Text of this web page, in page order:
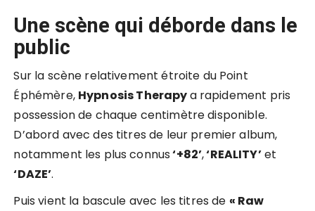
Une scène qui déborde dans le
public
Sur la scène relativement étroite du Point
Éphémère, Hypnosis Therapya rapidement pris
possession de chaque centimètre disponible.
D’abord avec des titres de leur premier album,
notamment les plus connus‘+82’,‘REALITY’et
‘DAZE’.
Puis vient la bascule avec les titres de « Raw